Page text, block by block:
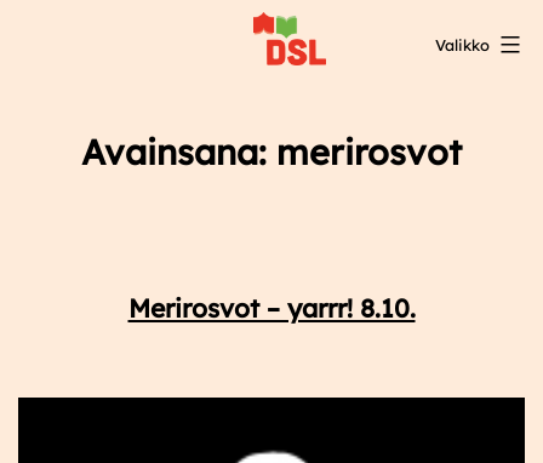
Valikko
Avainsana: merirosvot
Merirosvot – yarrr! 8.10.